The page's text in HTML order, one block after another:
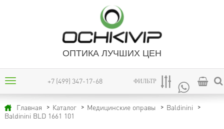
ОПТИКА ЛУЧШИХ ЦЕН
+7 (499) 347-17-68 ФИЛЬТР
Главная Каталог Медицинские оправы
Baldinini
Baldinini BLD 1661 101